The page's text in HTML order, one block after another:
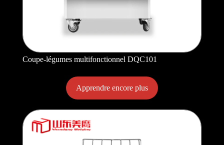
Coupe-légumes multifonctionnel DQC101
Apprendre encore plus